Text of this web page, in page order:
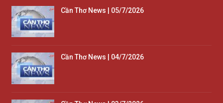
Cần Thơ News | 05/7/2026
Cần Thơ News | 04/7/2026